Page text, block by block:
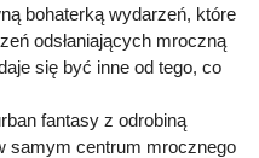
bohaterką wydarzeń, które
odsłaniających mroczną
się być inne od tego, co
fantasy z odrobiną
samym centrum mrocznego